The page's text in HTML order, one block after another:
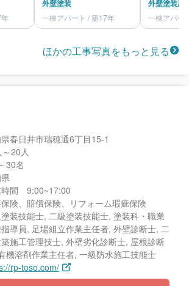
外壁塗装
一棟アパート / 築17年
外壁塗装屋
一棟アパー
ほかの工事写真をもっと見る
春日井市瑞穂通6丁目15-1
20人
30名
時間 9:00~17:00
険、賠償保険、リフォーム瑕疵保険
装技能士, 二級塗装技能士, 塗装科・職業
導員, 足場組立作業主任者, 外壁診断士, 二
施工管理技士, 外壁劣化診断士, 屋根診断
機溶剤作業主任者, 一級防水施工技能士
rp-toso.com/